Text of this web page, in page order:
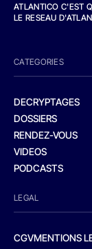
ATLANTICO C'EST
LE RESEAU
CATEGORIES
DECRYPTAGES
DOSSIERS
RENDEZ-VOUS
VIDEOS
PODCASTS
LEGAL
CGVMENTIONS